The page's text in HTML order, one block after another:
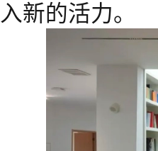
入新的活力。